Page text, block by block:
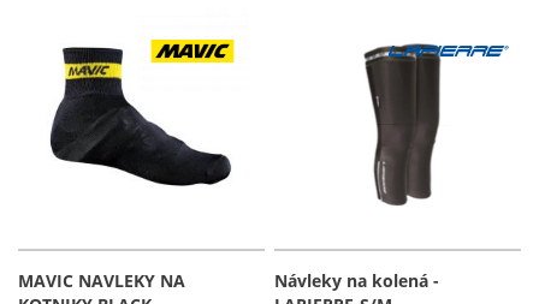
MAVIC NAVLEKY NA
Návleky na kolená -